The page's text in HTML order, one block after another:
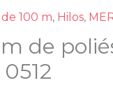
100 m, Hilos,
de